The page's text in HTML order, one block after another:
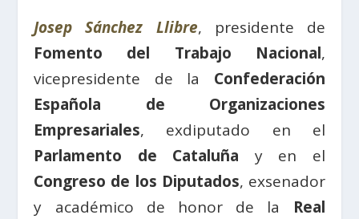
Josep Sánchez Llibre, presidente de
Fomento del Trabajo Nacional,
vicepresidente de la Confederación
Española de Organizaciones
Empresariales, exdiputado en el
Parlamento de Cataluña y en el
Congreso de los Diputados, exsenador
y académico de honor de la Real